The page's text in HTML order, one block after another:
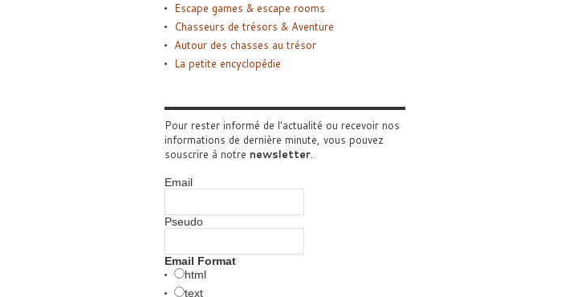
Escape games & escape rooms
Chasseurs de trésors & Aventure
Autour des chasses au trésor
La petite encyclopédie
Pour rester informé de l'actualité ou recevoir nos
informations de dernière minute, vous pouvez
souscrire à notre newsletter.
Email
Pseudo
Email Format
html
text